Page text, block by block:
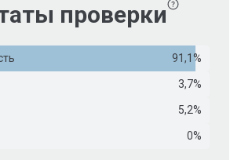
проверки
91,1%
3,7%
5,2%
0%